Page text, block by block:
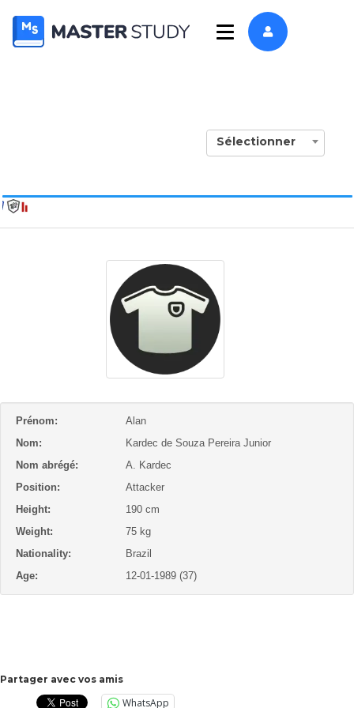
Sélectionner
Prénom:
Alan
Nom:
Kardec de Souza Pereira Junior
Nom abrégé:
A. Kardec
Position:
Attacker
Height:
190 cm
Weight:
75 kg
Nationality:
Brazil
Age:
12-01-1989 (37)
Partager avec vos amis
WhatsApp